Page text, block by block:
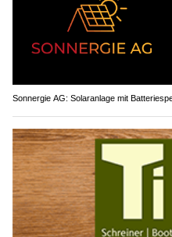
Sonnergie AG: Solaranlage mit